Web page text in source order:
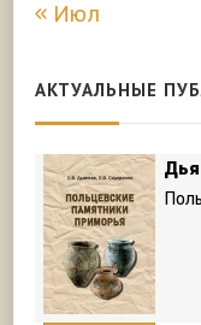
« Июл
АКТУАЛЬНЫЕ